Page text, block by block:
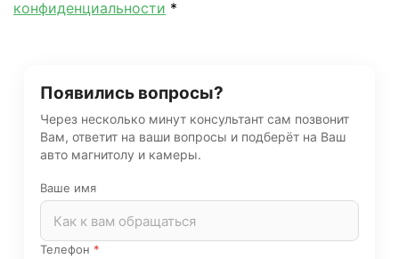
конфиденциальности *
Появились вопросы?
Через несколько минут консультант сам позвонит
Вам, ответит на ваши вопросы и подберёт на Ваш
авто магнитолу и камеры.
Ваше имя
Телефон *